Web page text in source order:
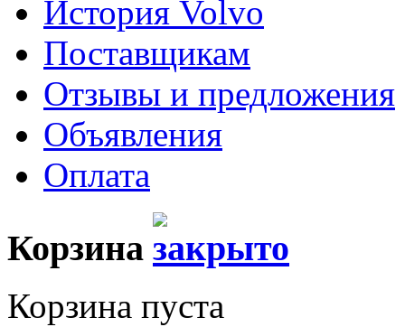
История Volvo
Поставщикам
Отзывы и предложения
Объявления
Оплата
Корзина
Корзина пуста